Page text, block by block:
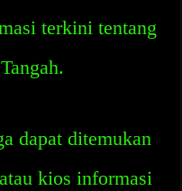
terkini tentang
dapat ditemukan
kios informasi